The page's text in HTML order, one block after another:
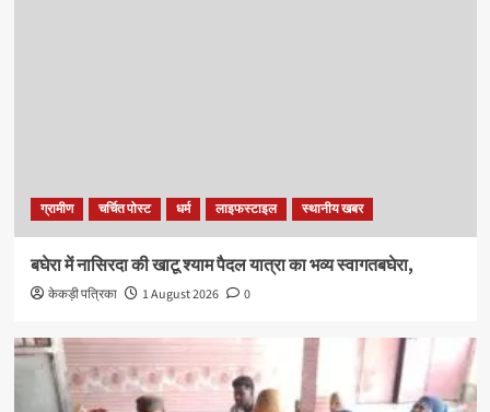
ग्रामीण चर्चित पोस्ट धर्म लाइफस्टाइल स्थानीय खबर
बघेरा में नासिरदा की खाटू श्याम पैदल यात्रा का भव्य स्वागतबघेरा,
केकड़ी पत्रिका 1 August 2026 0